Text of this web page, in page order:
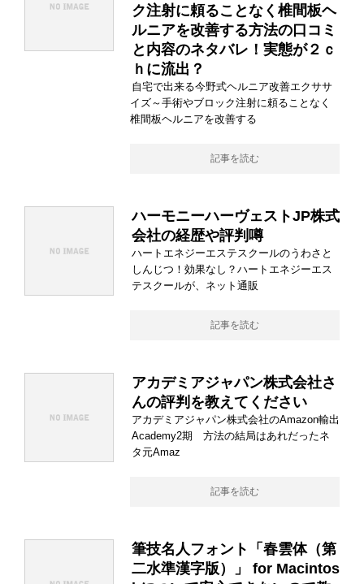
ク注射に頼ることなく椎間板ヘ
ルニアを改善する方法の口コミ
と内容のネタバレ！実態が２ｃ
ｈに流出？
自宅で出来る今野式ヘルニア改善エクササ
イズ～手術やブロック注射に頼ることなく
椎間板ヘルニアを改善する
記事を読む
ハーモニーハーヴェストJP株式
会社の経歴や評判噂
ハートエネジーエステスクールのうわさと
しんじつ！効果なし？ハートエネジーエス
テスクールが、ネット通販
記事を読む
アカデミアジャパン株式会社さ
んの評判を教えてください
アカデミアジャパン株式会社のAmazon輸出
Academy2期 方法の結局はあれだったネ
タ元Amaz
記事を読む
筆技名人フォント「春雲体（第
二水準漢字版）」 for Macintos